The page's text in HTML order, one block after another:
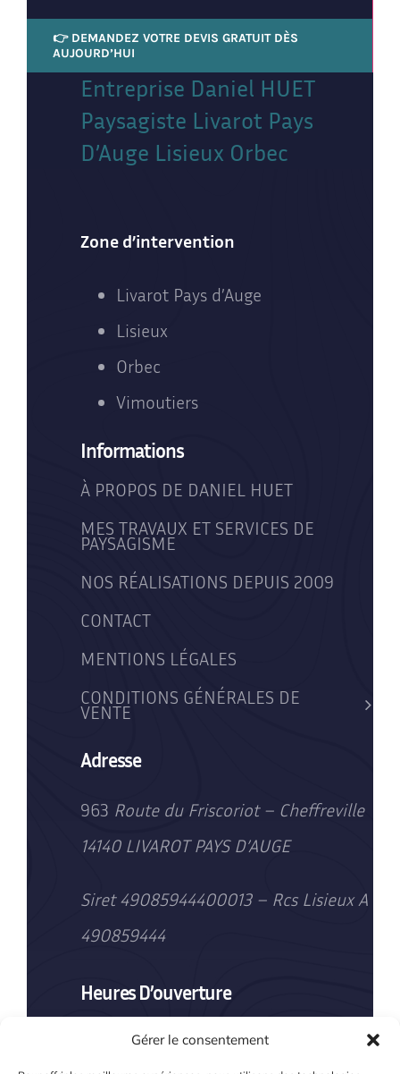
Gérer le consentement
👉 DEMANDEZ VOTRE DEVIS GRATUIT DÈS
AUJOURD’HUI
Entreprise Daniel HUET
Paysagiste Livarot Pays
D’Auge Lisieux Orbec
Zone d’intervention
Livarot Pays d’Auge
Lisieux
Orbec
Vimoutiers
Informations
À PROPOS DE DANIEL HUET
MES TRAVAUX ET SERVICES DE
PAYSAGISME
NOS RÉALISATIONS DEPUIS 2009
CONTACT
MENTIONS LÉGALES
CONDITIONS GÉNÉRALES DE
VENTE
Adresse
963 Route du Friscoriot – Cheffreville
14140 LIVAROT PAYS D’AUGE
Siret 49085944400013 – Rcs Lisieux A
490859444
Heures D’ouverture
Du lundi au vendredi : 8h00–19h00